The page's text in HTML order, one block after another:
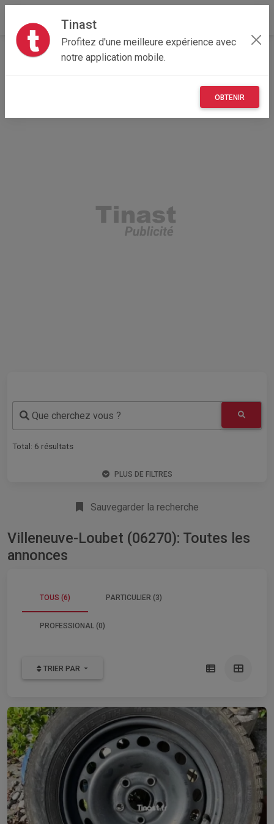
Tinast
Profitez d'une meilleure expérience avec
notre application mobile.
OBTENIR
Accueil Recherche
Provence-Alpes-Côte d'Azur
Que cherchez vous ?
Total: 6 résultats
PLUS DE FILTRES
Sauvegarder la recherche
Villeneuve-Loubet (06270): Toutes les
annonces
TOUS (6) PARTICULIER (3)
PROFESSIONAL (0)
TRIER PAR